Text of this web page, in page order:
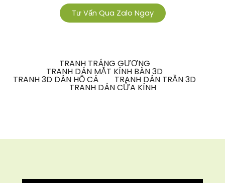
Tư Vấn Qua Zalo Ngay
TRANH TRÁNG GƯƠNG
TRANH DÁN MẶT KÍNH BÀN 3D
TRANH 3D DÁN HỒ CÁ TRANH DÁN TRẦN 3D
TRANH DÁN CỬA KÍNH